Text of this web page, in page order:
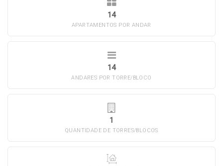
14
APARTAMENTOS POR ANDAR
14
ANDARES POR TORRE/BLOCO
1
QUANTIDADE DE TORRES/BLOCOS